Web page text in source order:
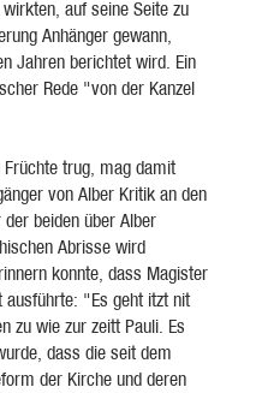
auf seine Seite zu
Anhänger gewann,
Jahren berichtet wird. Ein
Rede "von der Kanzel
trug, mag damit
von Alber Kritik an den
beiden über Alber
Abrisse wird
konnte, dass Magister
ausführte: "Es geht itzt nit
zu wie zur zeitt Pauli. Es
dass die seit dem
der Kirche und deren